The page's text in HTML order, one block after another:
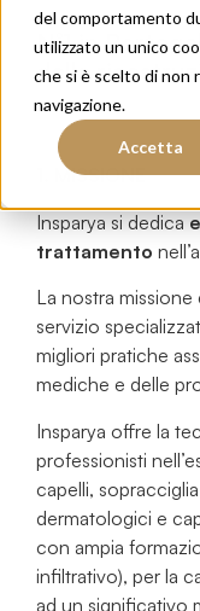
del comportamento
utilizzato un unico
che si è scelto di non
navigazione.
Accetta
N°1 in
della
MISSIONE
Insparya si dedica
trattamento
La nostra
servizio
migliori pratiche
mediche e delle
Insparya offre la
professionisti
capelli,
dermatologici e
con ampia
infiltrativo), per la
ad un significativo